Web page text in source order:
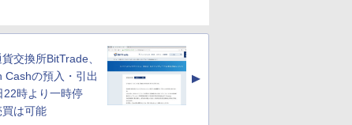
交換所BitTrade、
Cashの預入・引出
22時より一時停
買は可能
▲